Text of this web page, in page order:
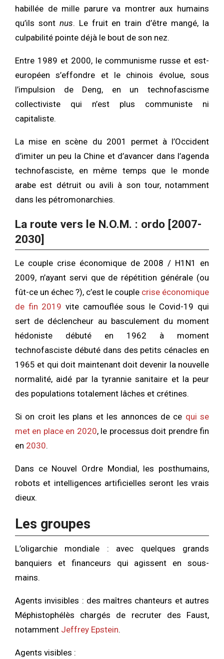
habillée de mille parure va montrer aux humains
qu’ils sont nus. Le fruit en train d’être mangé, la
culpabilité pointe déjà le bout de son nez.
Entre 1989 et 2000, le communisme russe et est-
européen s’effondre et le chinois évolue, sous
l’impulsion de Deng, en un technofascisme
collectiviste qui n’est plus communiste ni
capitaliste.
La mise en scène du 2001 permet à l’Occident
d’imiter un peu la Chine et d’avancer dans l’agenda
technofasciste, en même temps que le monde
arabe est détruit ou avili à son tour, notamment
dans les pétromonarchies.
La route vers le N.O.M. : ordo [2007-
2030]
Le couple crise économique de 2008 / H1N1 en
2009, n’ayant servi que de répétition générale (ou
fût-ce un échec ?), c’est le couple crise économique
de fin 2019 vite camouflée sous le Covid-19 qui
sert de déclencheur au basculement du moment
hédoniste débuté en 1962 à moment
technofasciste débuté dans des petits cénacles en
1965 et qui doit maintenant doit devenir la nouvelle
normalité, aidé par la tyrannie sanitaire et la peur
des populations totalement lâches et crétines.
Si on croit les plans et les annonces de ce qui se
met en place en 2020, le processus doit prendre fin
en 2030.
Dans ce Nouvel Ordre Mondial, les posthumains,
robots et intelligences artificielles seront les vrais
dieux.
Les groupes
L’oligarchie mondiale : avec quelques grands
banquiers et financeurs qui agissent en sous-
mains.
Agents invisibles : des maîtres chanteurs et autres
Méphistophélès chargés de recruter des Faust,
notamment Jeffrey Epstein.
Agents visibles :